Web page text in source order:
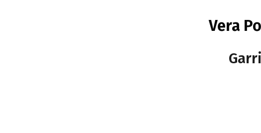
Vera